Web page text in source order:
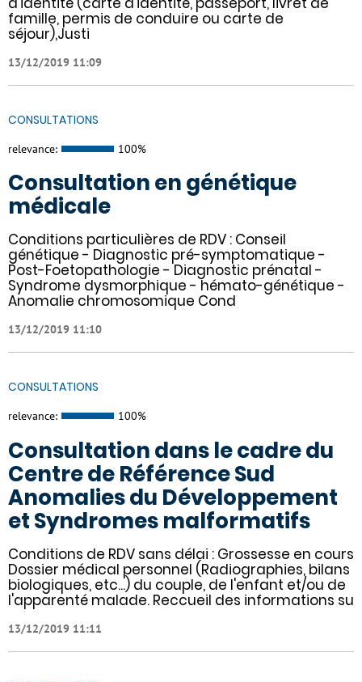
famille, permis de conduire ou carte de
séjour),Justi
13/12/2019 11:09
CONSULTATIONS
relevance: 100%
Consultation en génétique
médicale
Conditions particulières de RDV : Conseil
génétique - Diagnostic pré-symptomatique -
Post-Foetopathologie - Diagnostic prénatal -
Syndrome dysmorphique - hémato-génétique -
Anomalie chromosomique Cond
13/12/2019 11:10
CONSULTATIONS
relevance: 100%
Consultation dans le cadre du
Centre de Référence Sud
Anomalies du Développement
et Syndromes malformatifs
Conditions de RDV sans délai : Grossesse en cours
Dossier médical personnel (Radiographies, bilans
biologiques, etc...) du couple, de l'enfant et/ou de
l'apparenté malade. Reccueil des informations su
13/12/2019 11:11